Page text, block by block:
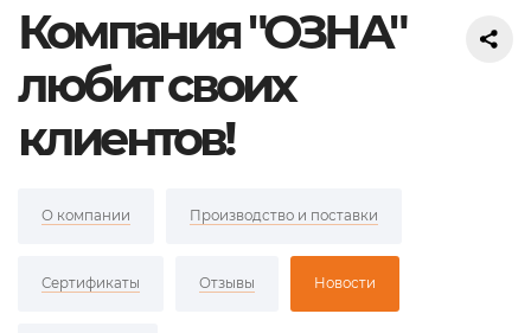
Компания "ОЗНА"
любит своих
клиентов!
О компании Производство и поставки
Сертификаты Отзывы Новости